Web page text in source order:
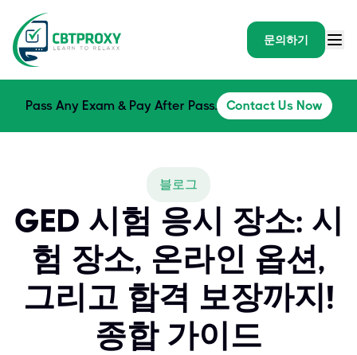
문의하기
Pass Any Exam & Pay After Pass. Contact Us Now
블로그
GED 시험 응시 장소: 시
험 장소, 온라인 옵션,
그리고 합격 보장까지!
종합 가이드